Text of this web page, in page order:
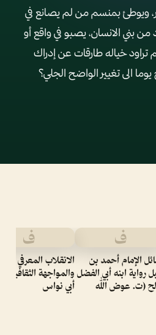
ويوطئ بمنسم من لم يصانع في
من بني الانسان، يصبو في واقع أو
تراود خياله طارقات عن إدراك
الى تغيير الواضح الجلي؟
ف
الإمام أحمد بن
رواية ابنه أبي الفضل
(ت. عوض الله
ف
الانقلاب المعرفي
والمواجهة الثقافية
أبي نواس